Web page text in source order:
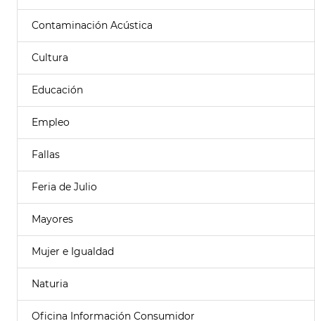
Contaminación Acústica
Cultura
Educación
Empleo
Fallas
Feria de Julio
Mayores
Mujer e Igualdad
Naturia
Oficina Información Consumidor